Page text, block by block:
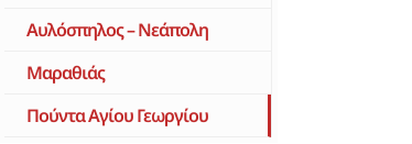
Αυλόσπηλος – Νεάπολη
Μαραθιάς
Πούντα Αγίου Γεωργίου